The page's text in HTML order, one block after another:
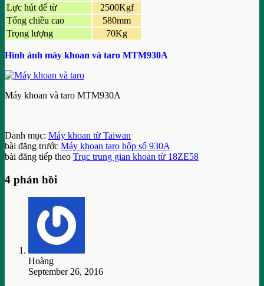
Lực hút đế từ
2500Kgf
Tổng chiều cao
580mm
Trọng lượng
70Kg
Hình ảnh máy khoan và taro MTM930A
Máy khoan và taro MTM930A
Danh mục: Máy khoan từ Taiwan
bài đăng trước Máy khoan taro hộp số 930A
bài đăng tiếp theo Trục trung gian khoan từ 18ZE58
4 phản hồi
Hoàng
September 26, 2016